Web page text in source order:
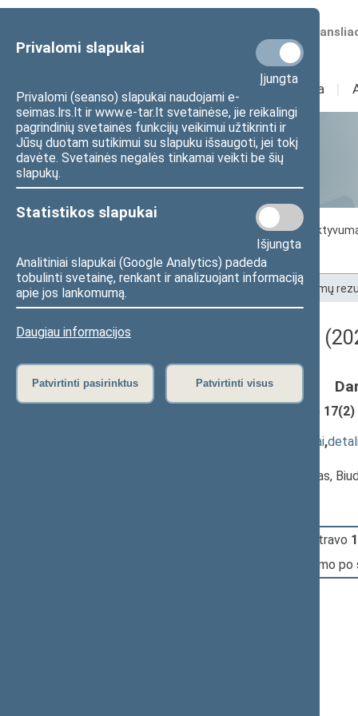
Privalomi slapukai
Įjungta
Privalomi (seanso) slapukai naudojami e-
seimas.lrs.lt ir www.e-tar.lt svetainėse, jie reikalingi
pagrindinių svetainės funkcijų veikimui užtikrinti ir
Jūsų duotam sutikimui su slapuku išsaugoti, jei tokį
davėte. Svetainės negalės tinkamai veikti be šių
slapukų.
Statistikos slapukai
Išjungta
Analitiniai slapukai (Google Analytics) padeda
tobulinti svetainę, renkant ir analizuojant informaciją
apie jos lankomumą.
Daugiau informacijos
Patvirtinti pasirinktus Patvirtinti visus
Numatomos
Sudėtis Veikla I
Statistika
Seimo narių
Seimo narių balsavimų rezultatai
Pradžia Seimo narių balsavimų
Darbotvarkės klausimas
Pelno mokesčio įstatymo Nr. IX-675
susiję dokumentai,
, Komiteto pirmininkas,
(užsiregistravo
dėl pritarimo